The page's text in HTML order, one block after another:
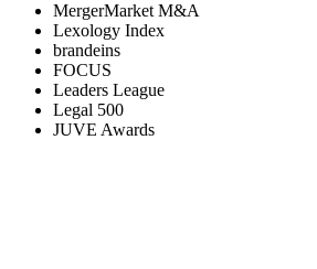
MergerMarket M&A
Lexology Index
brandeins
FOCUS
Leaders League
Legal 500
JUVE Awards